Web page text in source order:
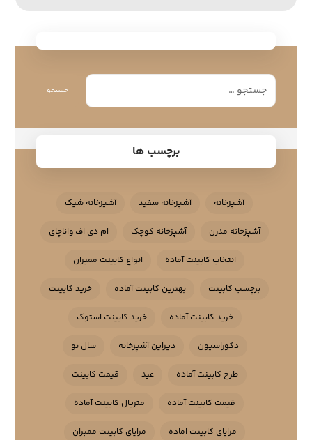
جستجو
برچسب ها
آشپزخانه آشپزخانه سفید آشپزخانه شیک
آشپزخانه مدرن آشپزخانه کوچک ام دی اف واناچای
انتخاب کابینت آماده انواع کابینت ممبران
برچسب کابینت بهترین کابینت آماده خرید کابینت
خرید کابینت آماده خرید کابینت استوک
دکوراسیون دیزاین آشپزخانه سال نو
طرح کابینت آماده عید قیمت کابینت
قیمت کابینت آماده متریال کابینت آماده
مزایای کابینت اماده مزایای کابینت ممبران